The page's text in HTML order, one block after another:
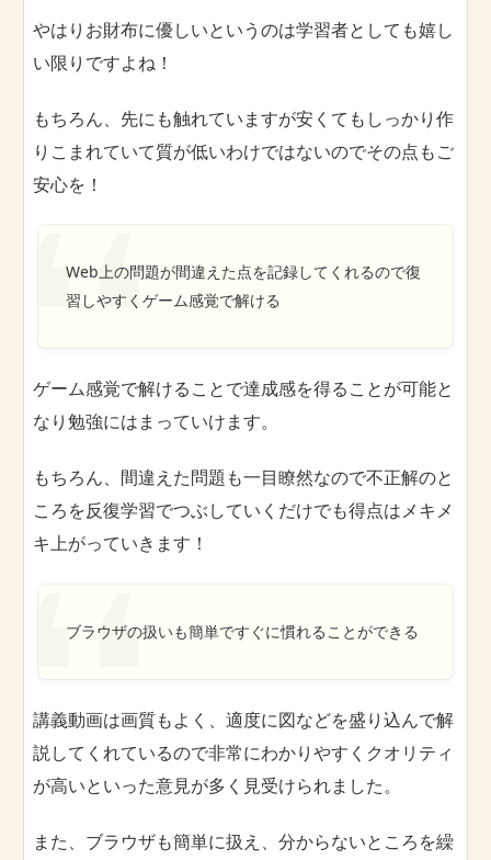
やはりお財布に優しいというのは学習者としても嬉し
い限りですよね！
もちろん、先にも触れていますが安くてもしっかり作
りこまれていて質が低いわけではないのでその点もご
安心を！
Web上の問題が間違えた点を記録してくれるので復
習しやすくゲーム感覚で解ける
ゲーム感覚で解けることで達成感を得ることが可能と
なり勉強にはまっていけます。
もちろん、間違えた問題も一目瞭然なので不正解のと
ころを反復学習でつぶしていくだけでも得点はメキメ
キ上がっていきます！
ブラウザの扱いも簡単ですぐに慣れることができる
講義動画は画質もよく、適度に図などを盛り込んで解
説してくれているので非常にわかりやすくクオリティ
が高いといった意見が多く見受けられました。
また、ブラウザも簡単に扱え、分からないところを繰